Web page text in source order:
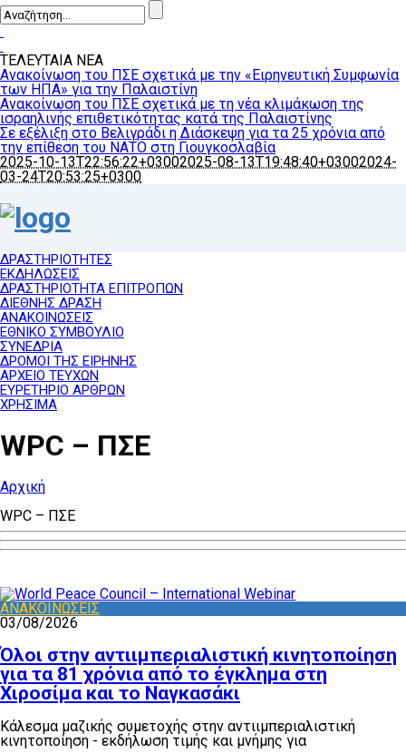
ΤΕΛΕΥΤΑΙΑ ΝΕΑ
Ανακοίνωση του ΠΣΕ σχετικά με την «Ειρηνευτική Συμφωνία
των ΗΠΑ» για την Παλαιστίνη
Ανακοίνωση του ΠΣΕ σχετικά με τη νέα κλιμάκωση της
ισραηλινής επιθετικότητας κατά της Παλαιστίνης
Σε εξέλιξη στο Βελιγράδι η Διάσκεψη για τα 25 χρόνια από
την επίθεση του ΝΑΤΟ στη Γιουγκοσλαβία
2025-10-13T22:56:22+03002025-08-13T19:48:40+03002024-
03-24T20:53:25+0300
ΔΡΑΣΤΗΡΙΟΤΗΤΕΣ
ΕΚΔΗΛΩΣΕΙΣ
ΔΡΑΣΤΗΡΙΟΤΗΤΑ ΕΠΙΤΡΟΠΩΝ
ΔΙΕΘΝΗΣ ΔΡΑΣΗ
ΑΝΑΚΟΙΝΩΣΕΙΣ
ΕΘΝΙΚΟ ΣΥΜΒΟΥΛΙΟ
ΣΥΝΕΔΡΙΑ
ΔΡΟΜΟΙ ΤΗΣ ΕΙΡΗΝΗΣ
ΑΡΧΕΙΟ ΤΕΥΧΩΝ
ΕΥΡΕΤΗΡΙΟ ΑΡΘΡΩΝ
ΧΡΗΣΙΜΑ
WPC – ΠΣΕ
Αρχική
WPC – ΠΣΕ
ΑΝΑΚΟΙΝΩΣΕΙΣ
03/08/2026
Όλοι στην αντιιμπεριαλιστική κινητοποίηση
για τα 81 χρόνια από το έγκλημα στη
Χιροσίμα και το Ναγκασάκι
Κάλεσμα μαζικής συμετοχής στην αντιιμπεριαλιστική
κινητοποίηση - εκδήλωση τιμής και μνήμης για